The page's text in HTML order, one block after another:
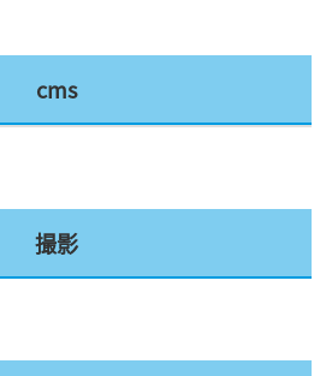
cms
撮影